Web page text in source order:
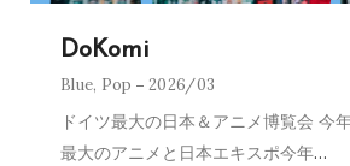
DoKomi
Blue, Pop 2026/03
ドイツ最大の日本＆アニメ博覧会 今
最大のアニメと日本エキスポ今年…